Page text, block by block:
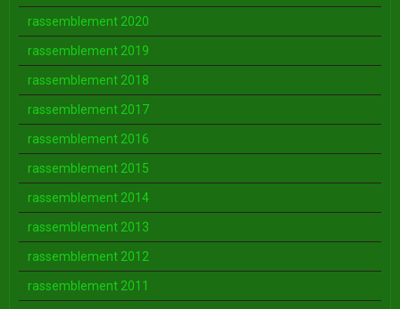
rassemblement 2020
rassemblement 2019
rassemblement 2018
rassemblement 2017
rassemblement 2016
rassemblement 2015
rassemblement 2014
rassemblement 2013
rassemblement 2012
rassemblement 2011